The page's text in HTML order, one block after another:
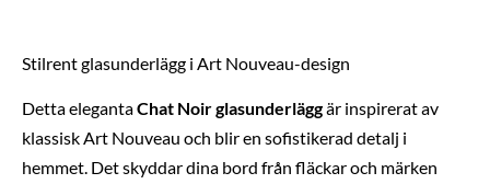
Stilrent glasunderlägg i Art Nouveau-design
Detta elegantaChat Noir glasunderläggär inspirerat av
klassisk Art Nouveau och blir en sofistikerad detalj i
hemmet. Det skyddar dina bord från fläckar och märken